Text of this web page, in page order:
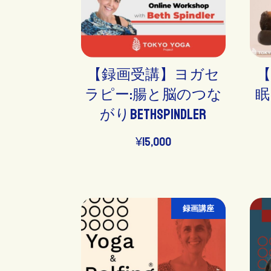
【録画受講】ヨガセ
ラピー:腸と脳のつな
がりBethSpindler
¥15,000
録画講座